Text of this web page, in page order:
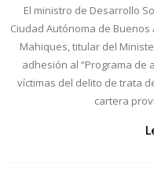
El ministro de Desarrollo
Ciudad Autónoma de
Mahiques, titular del
adhesión al “Programa de
víctimas del delito de trata
cartera